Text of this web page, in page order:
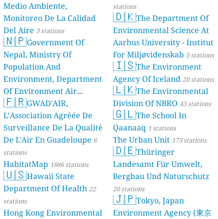
Medio Ambiente,
Monitoreo De La Calidad
Del Aire 3 stations
🇳🇵Government Of
Nepal, Ministry Of
Population And
Environment, Department
Of Environment Air
Quality Monitoring
stations
🇫🇷GWAD'AIR,
L’Association Agréée De
Surveillance De La Qualité
De L'Air En Guadeloupe 6
stations
HabitatMap 1886 stations
🇺🇸Hawaii State
Department Of Health 22
stations
Hong Kong Environmental
stations
🇩🇰The Department Of
Environmental Science At
Aarhus University - Institut
For Miljøvidenskab 5 stations
🇮🇸The Environment
Agency Of Iceland 20 stations
🇱🇰The Environmental
Division Of NBRO 43 stations
🇬🇱The School In
Qaanaaq 1 stations
The Urban Unit 173 stations
🇩🇪Thüringer
Landesamt Für Umwelt,
Bergbau Und Naturschutz
20 stations
🇯🇵Tokyo, Japan
Environment Agency (東京